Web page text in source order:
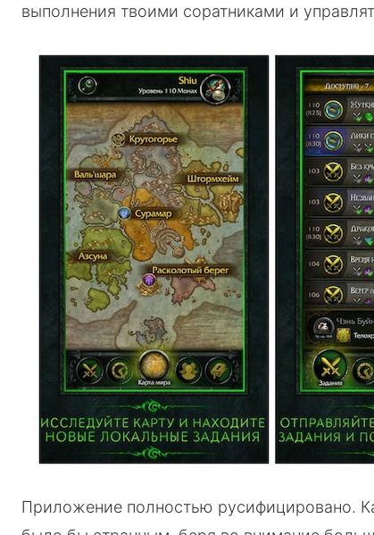
выполнения твоими соратниками и
Приложение полностью русифицировано.